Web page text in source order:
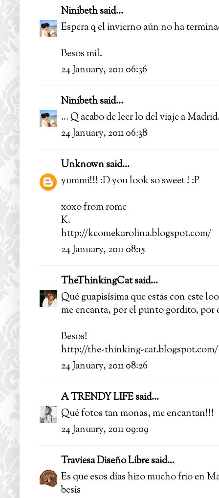
Ninibethsaid...
Espera q el invierno aún no ha
Besos mil.
24 January, 2011 06:36
Ninibethsaid...
... Q acabo de leer lo del viaje a
24 January, 2011 06:38
Unknownsaid...
yummi!!! :D you look so sweet ! :P
xoxo from rome
K.
http://kcomekarolina.blogspot.com/
24 January, 2011 08:15
TheThinkingCatsaid...
Qué guapisísima que estás con este
me encanta, por el punto gordito,
Besos!
http://the-thinking-cat.blogspot.com/
24 January, 2011 08:26
A TRENDY LIFEsaid...
Qué fotos tan monas, me encantan!!!
24 January, 2011 09:09
Traviesa Diseño Libresaid...
Es que esos días hizo mucho frio en
besis